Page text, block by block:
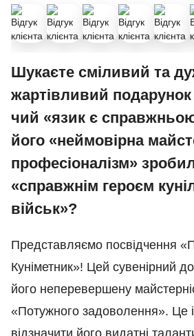
Шукаєте сміливий та
жартівливий подарунок
чий «язик є
його «неймовірна
професіоналізм»
«справжнім героєм
військ»?
Представляємо посвідчення
Куніметник»! Цей сувенірний
його неперевершену
«Потужного задоволення». Це
відзначити його видатні